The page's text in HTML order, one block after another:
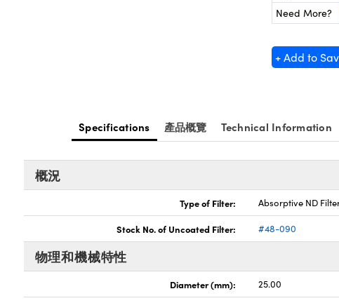
Need More?
+ Add to
Specifications 產品概覽 Technical Information
概況
Type of Filter: Absorptive ND
Stock No. of Uncoated Filter: #48-090
物理和機械特性
Diameter (mm): 25.00